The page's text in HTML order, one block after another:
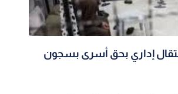
| 66 أمر اعتقال إداري بحق أسرى بسجون